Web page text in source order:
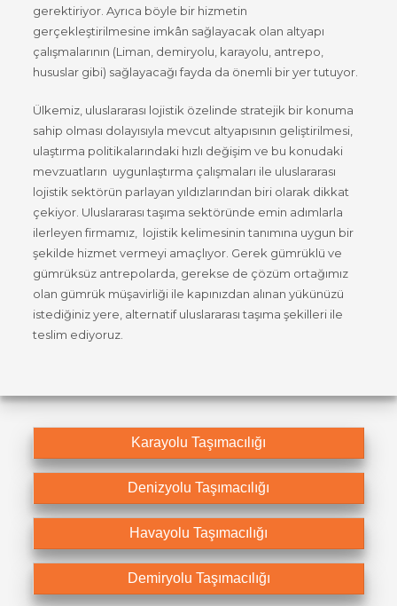
gerektiriyor. Ayrıca böyle bir hizmetin
gerçekleştirilmesine imkân sağlayacak olan altyapı
çalışmalarının (Liman, demiryolu, karayolu, antrepo,
hususlar gibi) sağlayacağı fayda da önemli bir yer tutuyor.
Ülkemiz, uluslararası lojistik özelinde stratejik bir konuma
sahip olması dolayısıyla mevcut altyapısının geliştirilmesi,
ulaştırma politikalarındaki hızlı değişim ve bu konudaki
mevzuatların uygunlaştırma çalışmaları ile uluslararası
lojistik sektörün parlayan yıldızlarından biri olarak dikkat
çekiyor. Uluslararası taşıma sektöründe emin adımlarla
ilerleyen firmamız, lojistik kelimesinin tanımına uygun bir
şekilde hizmet vermeyi amaçlıyor. Gerek gümrüklü ve
gümrüksüz antrepolarda, gerekse de çözüm ortağımız
olan gümrük müşavirliği ile kapınızdan alınan yükünüzü
istediğiniz yere, alternatif uluslararası taşıma şekilleri ile
teslim ediyoruz.
Karayolu Taşımacılığı
Denizyolu Taşımacılığı
Havayolu Taşımacılığı
Demiryolu Taşımacılığı